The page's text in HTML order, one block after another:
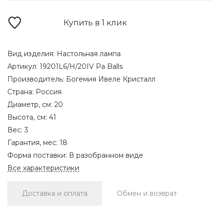
Купить в 1 клик
Вид изделия: Настольная лампа
Артикул: 19201L6/H/20IV Pa Balls
Производитель: Богемия Ивеле Кристалл
Страна: Россия
Диаметр, см: 20
Высота, см: 41
Вес:3
Гарантия, мес: 18
Форма поставки: В разобранном виде
Все характеристики
Доставка и оплата Обмен и возврат